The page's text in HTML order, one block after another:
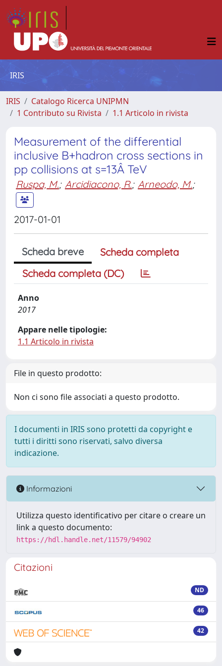
IRIS
IRIS
Catalogo Ricerca UNIPMN
1 Contributo su Rivista
1.1 Articolo in rivista
Measurement of the differential
inclusive B+hadron cross sections in
pp collisions at s=13Â TeV
Ruspa, M.; Arcidiacono, R.; Arneodo, M.;
2017-01-01
Scheda breve
Scheda completa
Scheda completa (DC)
Anno
2017
Appare nelle tipologie:
1.1 Articolo in rivista
File in questo prodotto:
Non ci sono file associati a questo prodotto.
I documenti in IRIS sono protetti da copyright e
tutti i diritti sono riservati, salvo diversa
indicazione.
Informazioni
Utilizza questo identificativo per citare o creare un
link a questo documento:
https://hdl.handle.net/11579/94902
Citazioni
ND
46
42